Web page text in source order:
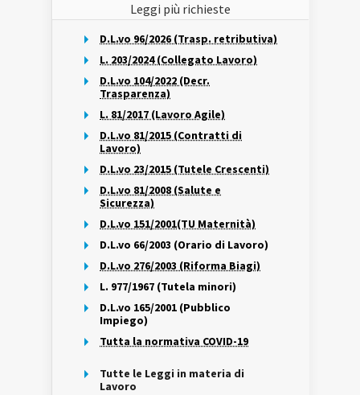
Leggi più richieste
D.L.vo 96/2026 (Trasp. retributiva)
L. 203/2024 (Collegato Lavoro)
D.L.vo 104/2022 (Decr.
Trasparenza)
L. 81/2017 (Lavoro Agile)
D.L.vo 81/2015 (Contratti di
Lavoro)
D.L.vo 23/2015 (Tutele Crescenti)
D.L.vo 81/2008 (Salute e
Sicurezza)
D.L.vo 151/2001(TU Maternità)
D.L.vo 66/2003 (Orario di Lavoro)
D.L.vo 276/2003 (Riforma Biagi)
L. 977/1967 (Tutela minori)
D.L.vo 165/2001 (Pubblico
Impiego)
Tutta la normativa COVID-19
Tutte le Leggi in materia di
Lavoro